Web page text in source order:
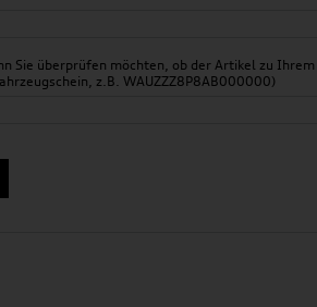
Sie überprüfen möchten, ob der Artikel zu Ihrem
z.B. WAUZZZ8P8AB000000)